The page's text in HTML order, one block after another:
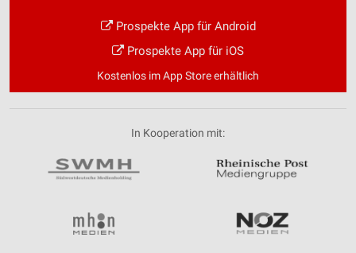
Prospekte App für Android
Prospekte App für iOS
Kostenlos im App Store erhältlich
In Kooperation mit: